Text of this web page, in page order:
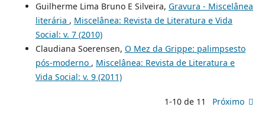
Guilherme Lima Bruno E Silveira, Gravura - Miscelânea
literária , Miscelânea: Revista de Literatura e Vida
Social: v. 7 (2010)
Claudiana Soerensen, O Mez da Grippe: palimpsesto
pós-moderno , Miscelânea: Revista de Literatura e
Vida Social: v. 9 (2011)
1-10 de 11 Próximo